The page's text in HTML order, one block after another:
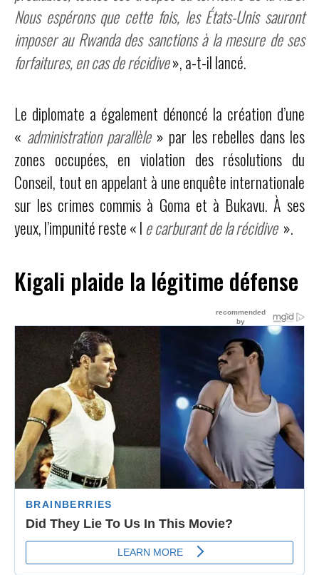
Nous espérons que cette fois, les États-Unis sauront
imposer au Rwanda des sanctions à la mesure de ses
forfaitures, en cas de récidive», a-t-il lancé.
Le diplomate a également dénoncé la création d’une
« administration parallèle» par les rebelles dans les
zones occupées, en violation des résolutions du
Conseil, tout en appelant à une enquête internationale
sur les crimes commis à Goma et à Bukavu. À ses
yeux, l’impunité reste « le carburant de la récidive ».
Kigali plaide la légitime défense